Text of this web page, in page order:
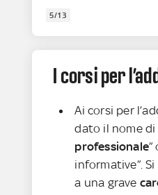
5/13
I corsi per
Ai corsi per
dato il nome di
professionale”
informative”.
a una grave